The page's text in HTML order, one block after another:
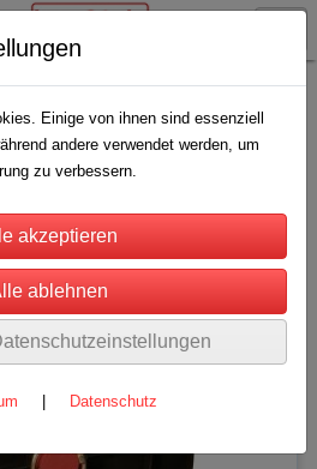
Sortierung wählen
Einige von ihnen sind essenziell
andere verwendet werden, um
zu verbessern.
Datenschutz